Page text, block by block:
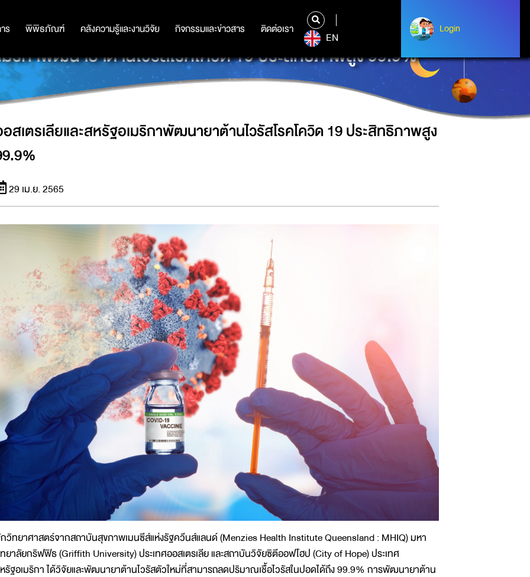
ร พิพิธภัณฑ์ คลังความรู้และงานวิจัย กิจกรรมและข่าวสาร ติดต่อเรา
ร พิพิธภัณฑ์ คลังความรู้และงานวิจัย กิจกรรมและข่าวสาร ติดต่อเรา
EN
Login
Login
มริกาพัฒนายาต้านไวรัสโรคโควิด 19 ประสิทธิภาพสูง 99.9%
สเตรเลียและสหรัฐอเมริกาพัฒนายาต้านไวรัสโรคโควิด 19 ประสิทธิภาพสูง
29 เม.ย. 2565
วิทยาศาสตร์จากสถาบันสุขภาพเมนซีส์แห่งรัฐควีนส์แลนด์ (Menzies Health Institute Queensland : MHIQ) มหา
ยาลัยกริฟฟิธ (Griffith University) ประเทศออสเตรเลีย และสถาบันวิจัยซิตีออฟโฮป (City of Hope) ประเทศ
รัฐอเมริกา ได้วิจัยและพัฒนายาต้านไวรัสตัวใหม่ที่สามารถลดปริมาณเชื้อไวรัสในปอดได้ถึง 99.9% การพัฒนายาต้าน